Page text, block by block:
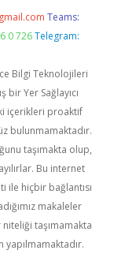
Teams:
0 726 Telegram:
Bilgi Teknolojileri
bir Yer Sağlayıcı
içerikleri proaktif
bulunmamaktadır.
taşımakta olup,
Bu internet
ile hiçbir bağlantısı
makaleler
taşımamakta
yapılmamaktadır.